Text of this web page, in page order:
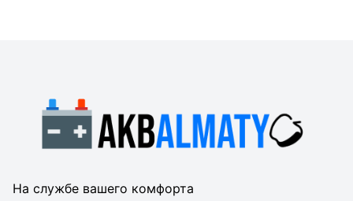
На службе вашего комфорта